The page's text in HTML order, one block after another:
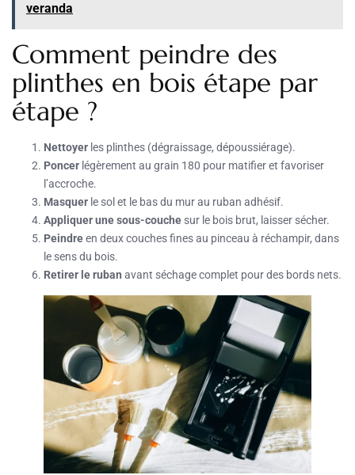
veranda
Comment peindre des
plinthes en bois étape par
étape ?
Nettoyer les plinthes (dégraissage, dépoussiérage).
Poncer légèrement au grain 180 pour matifier et favoriser
l’accroche.
Masquer le sol et le bas du mur au ruban adhésif.
Appliquer une sous-couche sur le bois brut, laisser sécher.
Peindreen deux couches fines au pinceau à réchampir, dans
le sens du bois.
Retirer le ruban avant séchage complet pour des bords nets.